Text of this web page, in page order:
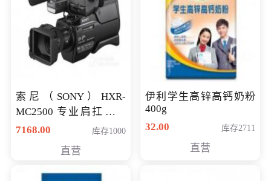
索尼（SONY）HXR-
MC2500 专业肩扛式存
储卡全高清摄录一体机
清入门级摄像机
7168.00 库存1000
直营
伊利学生高锌高钙奶粉
400g
32.00
库存2711
直营